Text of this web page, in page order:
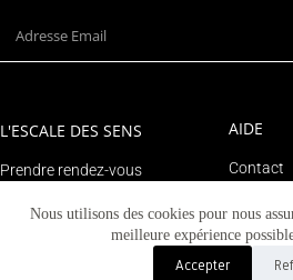
Nous utilisons des cookies pour nous
meilleure expérience
Accepter
L'ESCALE DES SENS
Prendre rendez-vous
Mon compte
AIDE
Contact
© 2023 Tous droits réservés -